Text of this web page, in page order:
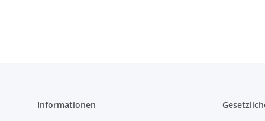
Informationen